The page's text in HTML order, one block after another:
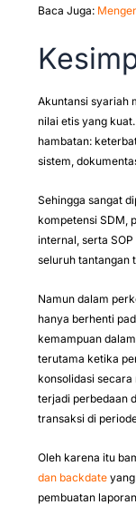
Baca Juga:
Akuntansi syariah
nilai etis yang
hambatan:
sistem,
Sehingga sangat
kompetensi SDM,
internal, serta
seluruh tantangan
Namun dalam
hanya berhenti
kemampuan
terutama ketika
konsolidasi
terjadi perbedaan
transaksi di
Oleh karena itu
dan backdate
pembuatan